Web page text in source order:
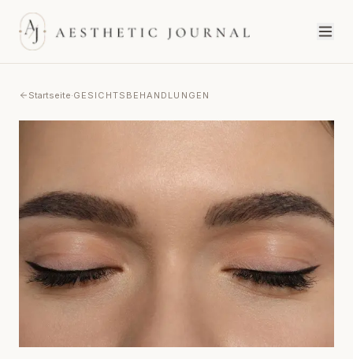
Startseite·GESICHTSBEHANDLUNGEN